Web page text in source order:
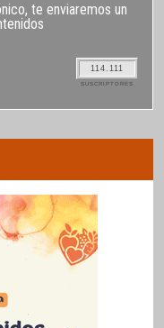
te enviaremos un
114.111
SUSCRIPTORES